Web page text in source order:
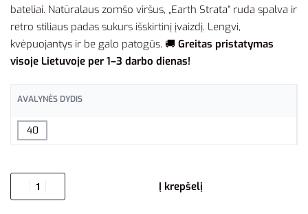
bateliai. Natūralaus zomšo viršus, „Earth Strata“ ruda spalva ir
retro stiliaus padas sukurs išskirtinį įvaizdį. Lengvi,
kvėpuojantys ir be galo patogūs. 🚚 Greitas pristatymas
visoje Lietuvoje per 1–3 darbo dienas!
AVALYNĖS DYDIS
40
Į krepšelį